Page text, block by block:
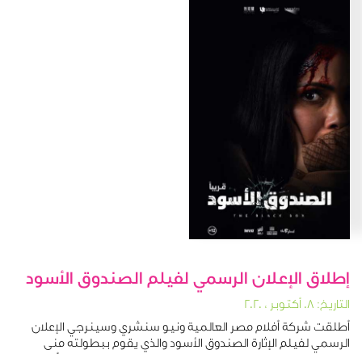
إطلاق الإعلان الرسمي لفيلم الصندوق الأسود
التاريخ: ٠٨ أكتوبر ، ٢٠٢٠
أطلقت شركة أفلام مصر العالمية ونيو سنشري وسينرجي الإعلان
الرسمي لفيلم الإثارة الصندوق الأسود والذي يقوم ببطولته منى